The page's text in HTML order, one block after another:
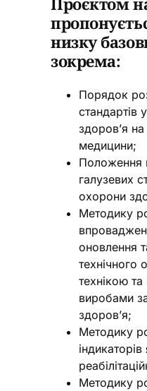
низку
зокрема:
Порядок
стандартів
здоров’я
медицини;
Положення
галузевих
охорони
Методику
оновлення
технікою
виробами
здоров’я;
Методику
Методику